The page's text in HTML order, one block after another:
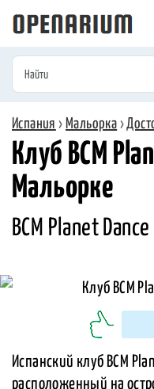
Испания › Мальорка ›
Клуб BCM
Мальорке
BCM Planet
Испанский клуб BCM
расположенный на